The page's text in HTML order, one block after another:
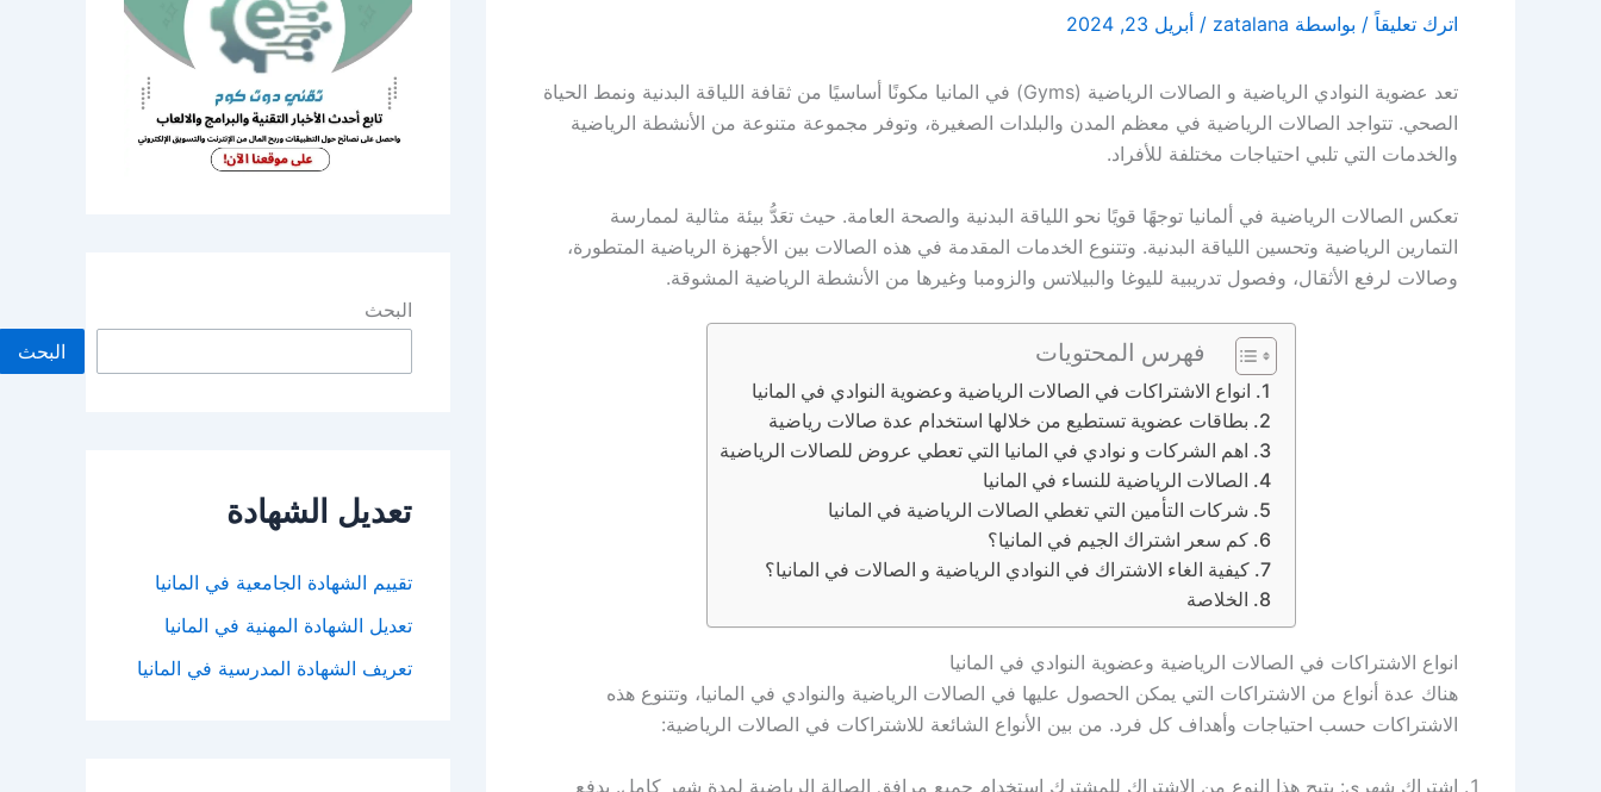
اترك تعليقاً / بواسطة zatalana
/ أبريل 23, 2024
تعد عضوية النوادي الرياضية و الصالات الرياضية (Gyms) في المانيا مكونًا أساسيًا من ثقافة اللياقة البدنية ونمط الحياة
الصحي. تتواجد الصالات الرياضية في معظم المدن والبلدات الصغيرة، وتوفر مجموعة متنوعة من الأنشطة الرياضية
والخدمات التي تلبي احتياجات مختلفة للأفراد.
تعكس الصالات الرياضية في ألمانيا توجهًا قويًا نحو اللياقة البدنية والصحة العامة. حيث تعَدُّ بيئة مثالية لممارسة
التمارين الرياضية وتحسين اللياقة البدنية. وتتنوع الخدمات المقدمة في هذه الصالات بين الأجهزة الرياضية المتطورة،
وصالات لرفع الأثقال، وفصول تدريبية لليوغا والبيلاتس والزومبا وغيرها من الأنشطة الرياضية المشوقة.
فهرس المحتويات
انواع الاشتراكات في الصالات الرياضية وعضوية النوادي في المانيا
بطاقات عضوية تستطيع من خلالها استخدام عدة صالات رياضية
اهم الشركات و نوادي في المانيا التي تعطي عروض للصالات الرياضية
الصالات الرياضية للنساء في المانيا
شركات التأمين التي تغطي الصالات الرياضية في المانيا
كم سعر اشتراك الجيم في المانيا؟
كيفية الغاء الاشتراك في النوادي الرياضية و الصالات في المانيا؟
الخلاصة
انواع الاشتراكات في الصالات الرياضية وعضوية النوادي في المانيا
هناك عدة أنواع من الاشتراكات التي يمكن الحصول عليها في الصالات الرياضية والنوادي في المانيا، وتتنوع هذه
الاشتراكات حسب احتياجات وأهداف كل فرد. من بين الأنواع الشائعة للاشتراكات في الصالات الرياضية:
اشتراك شهري: يتيح هذا النوع من الاشتراك للمشترك استخدام جميع مرافق الصالة الرياضية لمدة شهر كامل. يدفع
البحث
البحث
تعديل الشهادة
تقييم الشهادة الجامعية في المانيا
تعديل الشهادة المهنية في المانيا
تعريف الشهادة المدرسية في المانيا